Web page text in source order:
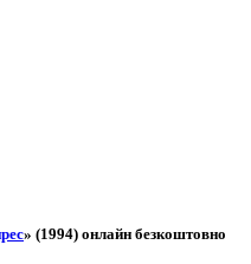
» (1994) онлайн безкоштовно